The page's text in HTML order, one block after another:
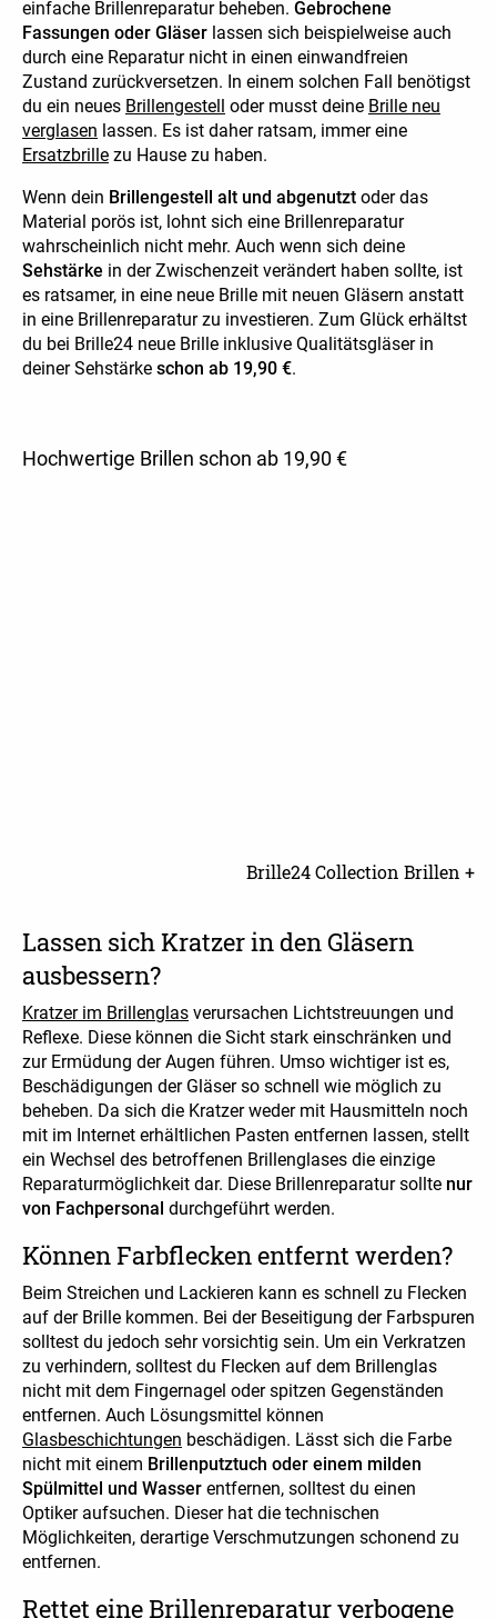
einfache Brillenreparatur beheben. Gebrochene
Fassungen oder Gläser lassen sich beispielweise auch
durch eine Reparatur nicht in einen einwandfreien
Zustand zurückversetzen. In einem solchen Fall benötigst
du ein neues Brillengestell oder musst deine Brille neu
verglasen lassen. Es ist daher ratsam, immer eine
Ersatzbrille zu Hause zu haben.
Wenn dein Brillengestell alt und abgenutzt oder das
Material porös ist, lohnt sich eine Brillenreparatur
wahrscheinlich nicht mehr. Auch wenn sich deine
Sehstärke in der Zwischenzeit verändert haben sollte, ist
es ratsamer, in eine neue Brille mit neuen Gläsern anstatt
in eine Brillenreparatur zu investieren. Zum Glück erhältst
du bei Brille24 neue Brille inklusive Qualitätsgläser in
deiner Sehstärke schon ab 19,90 €.
Hochwertige Brillen schon ab 19,90 €
Brille24 Collection Brillen +
Lassen sich Kratzer in den Gläsern
ausbessern?
Kratzer im Brillenglas verursachen Lichtstreuungen und
Reflexe. Diese können die Sicht stark einschränken und
zur Ermüdung der Augen führen. Umso wichtiger ist es,
Beschädigungen der Gläser so schnell wie möglich zu
beheben. Da sich die Kratzer weder mit Hausmitteln noch
mit im Internet erhältlichen Pasten entfernen lassen, stellt
ein Wechsel des betroffenen Brillenglases die einzige
Reparaturmöglichkeit dar. Diese Brillenreparatur sollte nur
von Fachpersonal durchgeführt werden.
Können Farbflecken entfernt werden?
Beim Streichen und Lackieren kann es schnell zu Flecken
auf der Brille kommen. Bei der Beseitigung der Farbspuren
solltest du jedoch sehr vorsichtig sein. Um ein Verkratzen
zu verhindern, solltest du Flecken auf dem Brillenglas
nicht mit dem Fingernagel oder spitzen Gegenständen
entfernen. Auch Lösungsmittel können
Glasbeschichtungen beschädigen. Lässt sich die Farbe
nicht mit einem Brillenputztuch oder einem milden
Spülmittel und Wasser entfernen, solltest du einen
Optiker aufsuchen. Dieser hat die technischen
Möglichkeiten, derartige Verschmutzungen schonend zu
entfernen.
Rettet eine Brillenreparatur verbogene